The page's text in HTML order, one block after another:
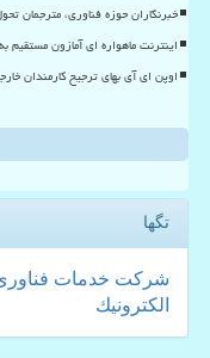
خبرنگاران حوزه فناوری، مترجمان
اینترنت ماهواره ای آمازون مستقیم
اوپن ای آی بهای ترجیح کارمندان
تگها
شركت خدمات
الكترونیك